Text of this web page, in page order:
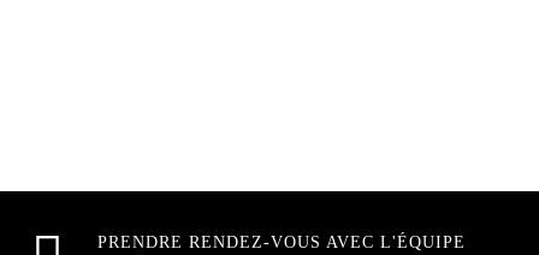
PRENDRE RENDEZ-VOUS AVEC L'ÉQUIPE